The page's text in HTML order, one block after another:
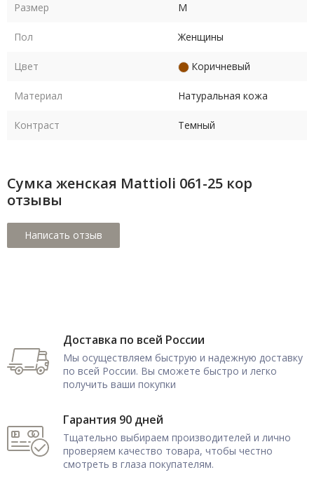
Размер M
Пол Женщины
Цвет Коричневый
Материал Натуральная кожа
Контраст Темный
Сумка женская Mattioli 061-25 кор
отзывы
Доставка по всей России
Мы осуществляем быструю и надежную доставку
по всей России. Вы сможете быстро и легко
получить ваши покупки
Гарантия 90 дней
Тщательно выбираем производителей и лично
проверяем качество товара, чтобы честно
смотреть в глаза покупателям.